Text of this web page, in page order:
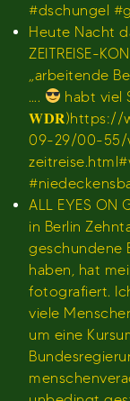
#dschungel
Heute Nacht
ZEITREISE-
„arbeitende
….
habt viel
𝐖𝐃𝐑)https://
09-29/00-55/
ALL EYES ON
in Berlin
geschundene
haben, hat
fotografiert.
viele
um eine